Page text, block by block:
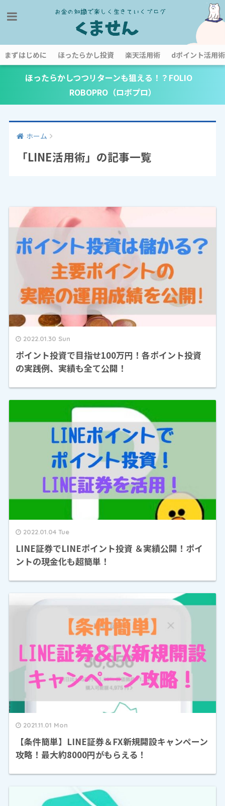
まずはじめに ほったらかし投資 楽天活用術 dポイント活用術
ほったらかしつつリターンも狙える！？FOLIO
ROBOPRO（ロボプロ）
ホーム
「LINE活用術」の記事一覧
2022.01.30 Sun
ポイント投資で目指せ100万円！各ポイント投資
の実践例、実績も全て公開！
2022.01.04 Tue
LINE証券でLINEポイント投資 ＆実績公開！ポイ
ントの現金化も超簡単！
2021.11.01 Mon
【条件簡単】LINE証券＆FX新規開設キャンペーン
攻略！最大約8000円がもらえる！